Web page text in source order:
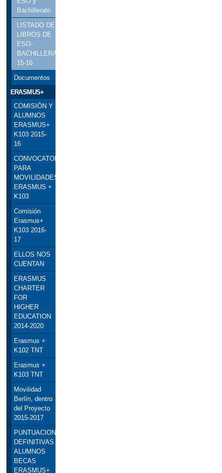
Bachillerato
LISTADO DE
LIBROS DE
ESO-
BACHILLERATO
15-16
Documentos
ERASMUS+
COMISIÓN Y
ALUMNOS
ERASMUS+
K103 2015-
16
CONVOCATORIA
PARA
MOVILIDADES
ERASMUS +
K103
Comisión
Erasmus+
K103 2016-
17
ELLOS NOS
CUENTAN
ERASMUS
CHARTER
FOR
HIGHER
EDUCATION
2014-2020
Erasmus +
K102 TNT
Erasmus +
K103 TNT
Movilidad
Berlín, dentro
del Proyecto
2015-2017
PUNTUACIONES
DEFINITIVAS
ALUMNOS
BECAS
ERASMUS+